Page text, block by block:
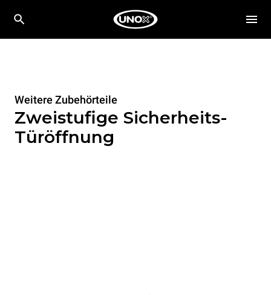
Weitere Zubehörteile
Zweistufige Sicherheits-
Türöffnung